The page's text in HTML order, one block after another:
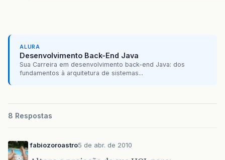
ALURA
Desenvolvimento Back-End Java
Sua Carreira em desenvolvimento back-end Java: dos
fundamentos à arquitetura de sistemas...
8 Respostas
fabiozoroastro5 de abr. de 2010